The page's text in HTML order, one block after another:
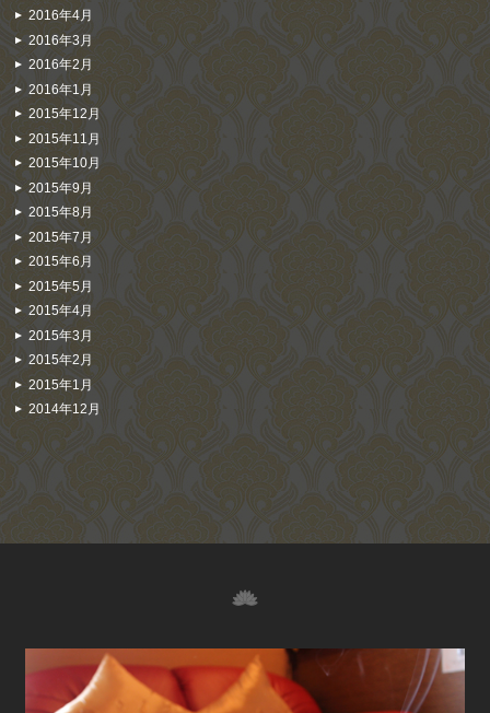
2016年4月
2016年3月
2016年2月
2016年1月
2015年12月
2015年11月
2015年10月
2015年9月
2015年8月
2015年7月
2015年6月
2015年5月
2015年4月
2015年3月
2015年2月
2015年1月
2014年12月